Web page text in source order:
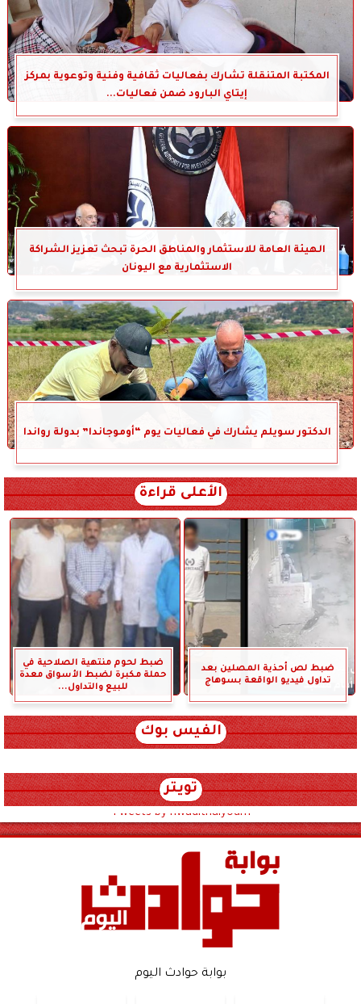
المكتبة المتنقلة تشارك بفعاليات ثقافية وفنية وتوعوية بمركز
إيتاي البارود ضمن فعاليات...
الهيئة العامة للاستثمار والمناطق الحرة تبحث تعزيز الشراكة
الاستثمارية مع اليونان
الدكتور سويلم يشارك في فعاليات يوم “أوموجاندا” بدولة رواندا
الأعلى قراءة
ضبط لص أحذية المصلين بعد
تداول فيديو الواقعة بسوهاج
ضبط لحوم منتهية الصلاحية في
حملة مكبرة لضبط الأسواق معدة
للبيع والتداول...
الفيس بوك
تويتر
Tweets by hwadithalyoum
بوابة حوادث اليوم